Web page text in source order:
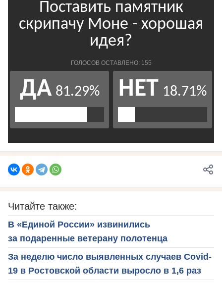
Читайте также:
В «Единой России» извинились
за подаренные ветерану полотенца
За неделю число выявленных случаев Covid-
19 в Ростовской области выросло в 1,6 раз